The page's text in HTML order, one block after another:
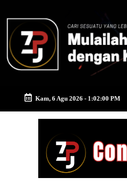
content
Kam, 6 Agu 2026 - 1:02:00 PM